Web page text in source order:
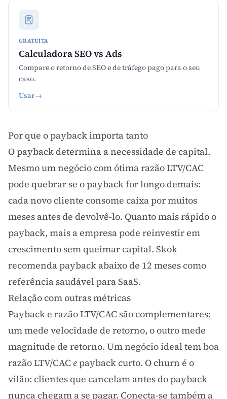
GRATUITA
Calculadora SEO vs Ads
Compare o retorno de SEO e de tráfego pago para o seu
caso.
Usar→
Por que o payback importa tanto
O payback determina a necessidade de capital.
Mesmo um negócio com ótima razão LTV/CAC
pode quebrar se o payback for longo demais:
cada novo cliente consome caixa por muitos
meses antes de devolvê-lo. Quanto mais rápido o
payback, mais a empresa pode reinvestir em
crescimento sem queimar capital. Skok
recomenda payback abaixo de 12 meses como
referência saudável para SaaS.
Relação com outras métricas
Payback e razão LTV/CAC são complementares:
um mede velocidade de retorno, o outro mede
magnitude de retorno. Um negócio ideal tem boa
razão LTV/CACepayback curto. Ochurn é o
vilão: clientes que cancelam antes do payback
nunca chegam a se pagar. Conecta-se também a